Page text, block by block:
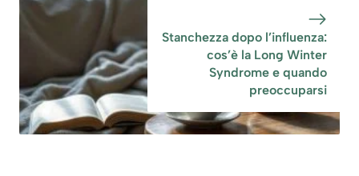
Stanchezza dopo l’influenza:
cos’è la Long Winter
Syndrome e quando
preoccuparsi